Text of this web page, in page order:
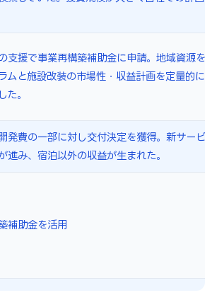
支援で事業再構築補助金に申請。地域資源を
ムと施設改装の市場性・収益計画を定量的に
た。
発費の一部に対し交付決定を獲得。新サービ
進み、宿泊以外の収益が生まれた。
補助金を活用